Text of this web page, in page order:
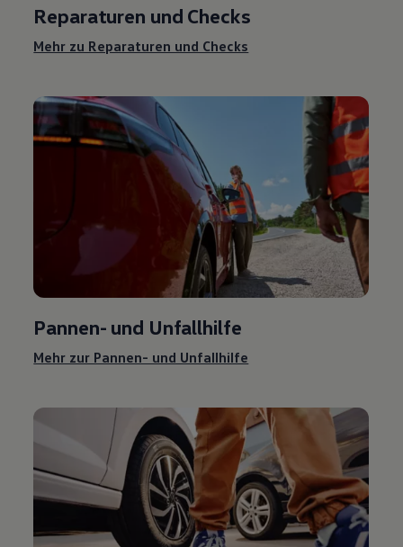
Reparaturen und Checks
Mehr zu Reparaturen und Checks
Pannen- und Unfallhilfe
Mehr zur Pannen- und Unfallhilfe